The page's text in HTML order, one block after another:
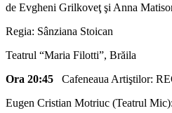
de Evgheni Grilkoveţ şi Anna
Regia: Sânziana Stoican
Teatrul “Maria Filotti”, Brăila
Ora 20:45 Cafeneaua Artiştilor:
Eugen Cristian Motriuc (Teatrul Mic):